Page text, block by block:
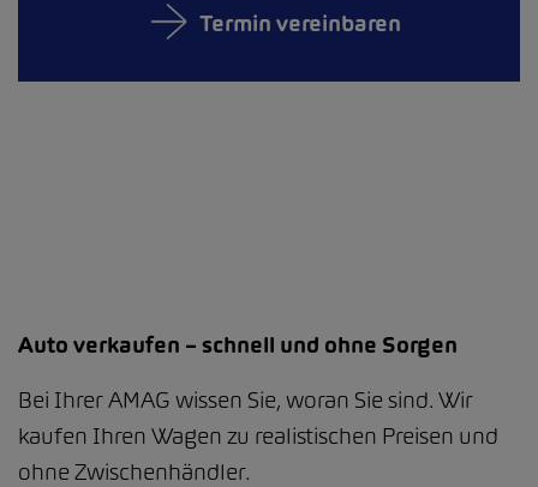
Termin vereinbaren
Auto verkaufen – schnell und ohne Sorgen
Bei Ihrer AMAG wissen Sie, woran Sie sind. Wir
kaufen Ihren Wagen zu realistischen Preisen und
ohne Zwischenhändler.